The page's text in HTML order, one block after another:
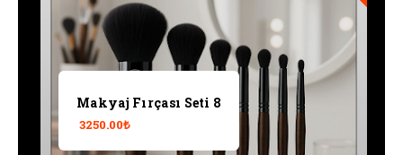
Makyaj Fırçası Seti 8
3250.00₺